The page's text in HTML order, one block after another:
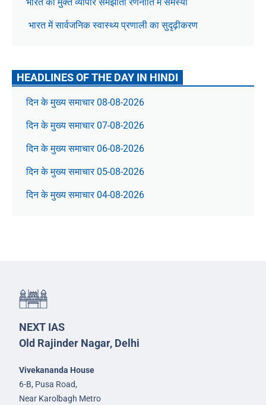
भारत में सार्वजनिक स्वास्थ्य प्रणाली का सुदृढ़ीकरण
HEADLINES OF THE DAY IN HINDI
दिन के मुख्य समाचार 08-08-2026
दिन के मुख्य समाचार 07-08-2026
दिन के मुख्य समाचार 06-08-2026
दिन के मुख्य समाचार 05-08-2026
दिन के मुख्य समाचार 04-08-2026
NEXT IAS
Old Rajinder Nagar, Delhi
Vivekananda House
6-B, Pusa Road,
Near Karolbagh Metro